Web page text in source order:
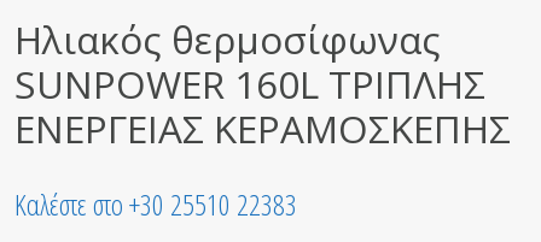
Ηλιακός θερμοσίφωνας
SUNPOWER 160L ΤΡΙΠΛΗΣ
ΕΝΕΡΓΕΙΑΣ ΚΕΡΑΜΟΣΚΕΠΗΣ
Καλέστε στο +30 25510 22383